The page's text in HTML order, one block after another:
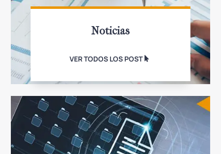
Noticias
VER TODOS LOS POST